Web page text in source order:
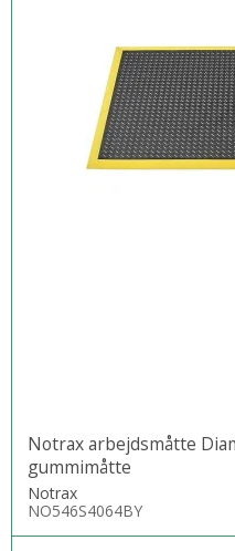
Notrax arbejdsmåtte
gummimåtte
Notrax
NO546S4064BY